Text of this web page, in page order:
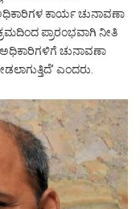
ಕಾರ್ಯ ಚುನಾವಣಾ
ಪ್ರಾರಂಭವಾಗಿ ನೀತಿ
ಚುನಾವಣಾ
ಎಂದರು.